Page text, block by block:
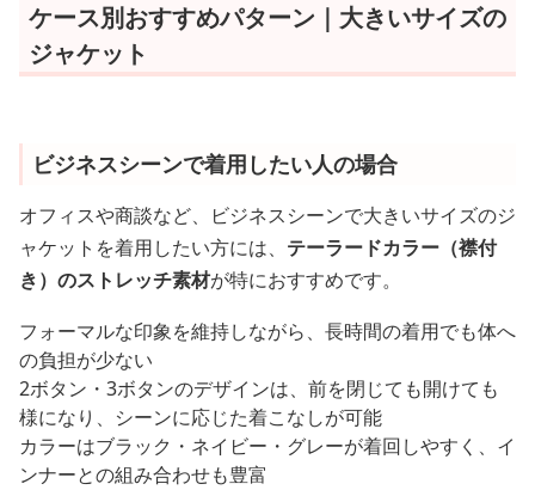
ケース別おすすめパターン｜大きいサイズの
ジャケット
ビジネスシーンで着用したい人の場合
オフィスや商談など、ビジネスシーンで大きいサイズのジ
ャケットを着用したい方には、 テーラードカラー（襟付
き）のストレッチ素材が特におすすめです。
フォーマルな印象を維持しながら、長時間の着用でも体へ
の負担が少ない
2ボタン・3ボタンのデザインは、前を閉じても開けても
様になり、シーンに応じた着こなしが可能
カラーはブラック・ネイビー・グレーが着回しやすく、イ
ンナーとの組み合わせも豊富